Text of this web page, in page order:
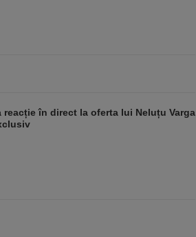
reacție în direct la oferta lui Neluțu Varga